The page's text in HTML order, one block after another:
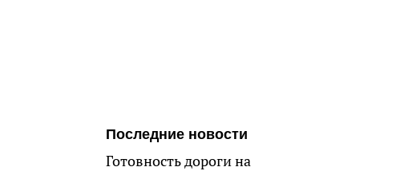
Последние новости
Готовность дороги на